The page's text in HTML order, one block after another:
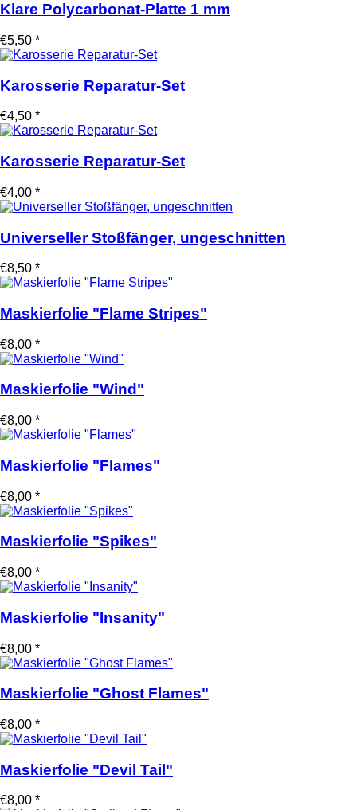
Klare Polycarbonat-Platte 1 mm
€5,50 *
Karosserie Reparatur-Set
€4,50 *
Karosserie Reparatur-Set
€4,00 *
Universeller Stoßfänger, ungeschnitten
€8,50 *
Maskierfolie "Flame Stripes"
€8,00 *
Maskierfolie "Wind"
€8,00 *
Maskierfolie "Flames"
€8,00 *
Maskierfolie "Spikes"
€8,00 *
Maskierfolie "Insanity"
€8,00 *
Maskierfolie "Ghost Flames"
€8,00 *
Maskierfolie "Devil Tail"
€8,00 *